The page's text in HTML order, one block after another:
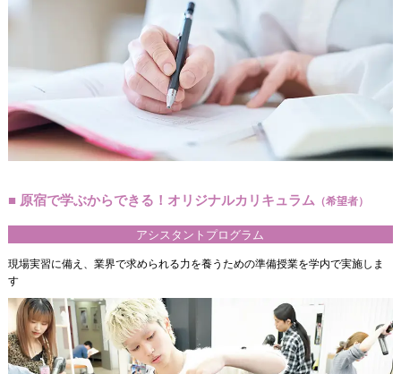
■ 原宿で学ぶからできる！オリジナルカリキュラム（希望者）
アシスタントプログラム
現場実習に備え、業界で求められる力を養うための準備授業を学内で実施しま
す